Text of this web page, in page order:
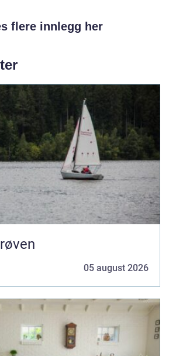
flere innlegg her
05 august 2026